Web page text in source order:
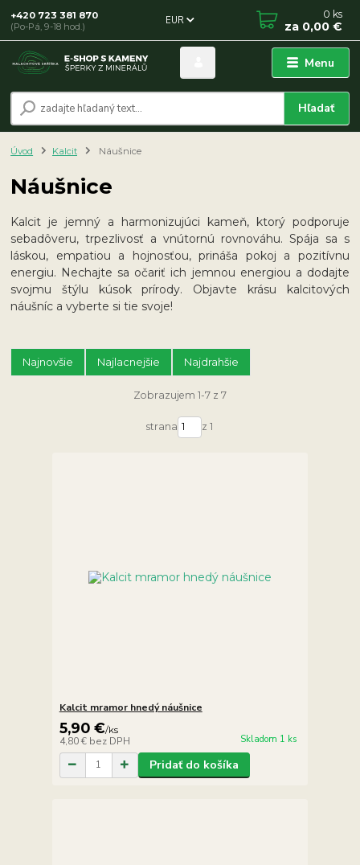
Menu
EUR
Hľadať
+420 723 381 870
(Po-Pá, 9-18 hod.)
0 ks
za 0,00 €
Úvod Kalcit Náušnice
Náušnice
Kalcit je jemný a harmonizujúci kameň, ktorý podporuje
sebadôveru, trpezlivosť a vnútornú rovnováhu. Spája sa s
láskou, empatiou a hojnosťou, prináša pokoj a pozitívnu
energiu. Nechajte sa očariť ich jemnou energiou a dodajte
svojmu štýlu kúsok prírody. Objavte krásu kalcitových
náušníc a vyberte si tie svoje!
Najnovšie Najlacnejšie Najdrahšie
Zobrazujem 1-7 z 7
strana z 1
Kalcit mramor hnedý náušnice
5,90 €/ks
4,80 € bez DPH Skladom 1 ks
Pridať do košíka